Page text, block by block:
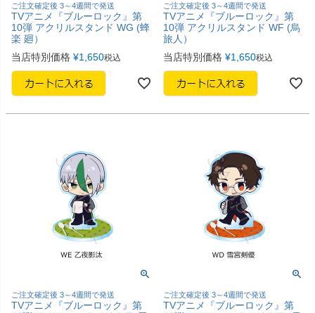
ご注文確定後 3～4週間で発送
TVアニメ『ブルーロック』第
10弾 アクリルスタンド WG (蜂
楽 廻）
当店特別価格 ¥1,650税込
ご注文確定後 3～4週間で発送
TVアニメ『ブルーロック』第
10弾 アクリルスタンド WF (烏
旅人）
当店特別価格 ¥1,650税込
ご注文確定後 3～4週間で発送
TVアニメ『ブルーロック』第
ご注文確定後 3～4週間で発送
TVアニメ『ブルーロック』第